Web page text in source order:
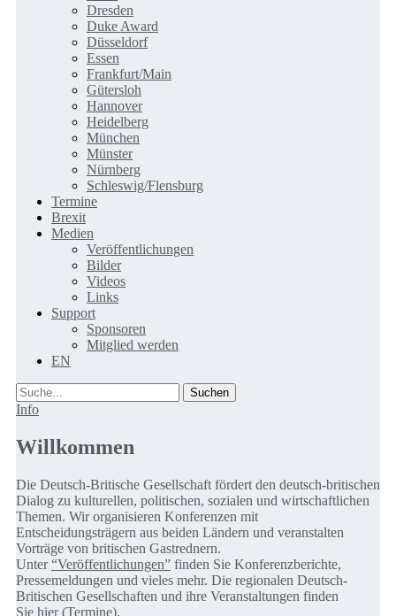
Dresden
Duke Award
Düsseldorf
Essen
Frankfurt/Main
Gütersloh
Hannover
Heidelberg
München
Münster
Nürnberg
Schleswig/Flensburg
Termine
Brexit
Medien
Veröffentlichungen
Bilder
Videos
Links
Support
Sponsoren
Mitglied werden
EN
Suche
Info
Willkommen
Die Deutsch-Britische Gesellschaft fördert den deutsch-britischen
Dialog zu kulturellen, politischen, sozialen und wirtschaftlichen
Themen. Wir organisieren Konferenzen mit
Entscheidungsträgern aus beiden Ländern und veranstalten
Vorträge von britischen Gastrednern.
Unter“Veröffentlichungen” finden Sie Konferenzberichte,
Pressemeldungen und vieles mehr. Die regionalen Deutsch-
Britischen Gesellschaften und ihre Veranstaltungen finden
Sie hier (Termine).